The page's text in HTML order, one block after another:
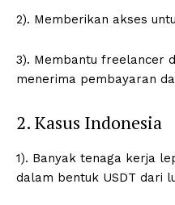
2). Memberikan akses
3). Membantu freelancer
menerima pembayaran
2. Kasus Indonesia
1). Banyak tenaga kerja
dalam bentuk USDT dari